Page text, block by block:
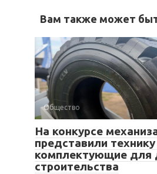
Вам также может
Общество
На конкурсе
представили технику
комплектующие для
строительства